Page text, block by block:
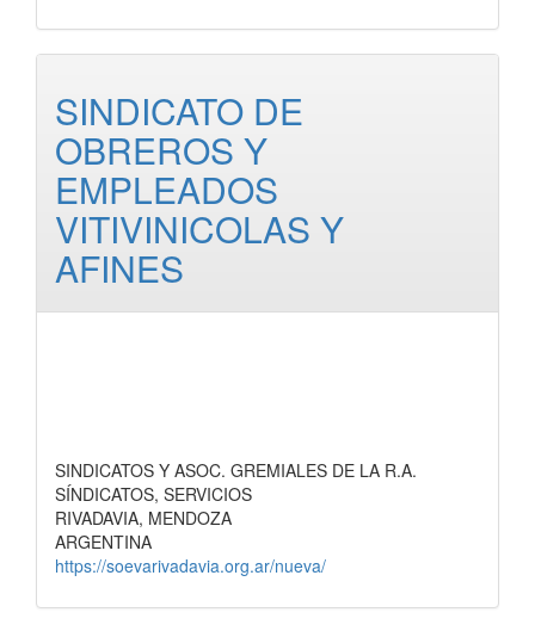
SINDICATO DE
OBREROS Y
EMPLEADOS
VITIVINICOLAS Y
AFINES
SINDICATOS Y ASOC. GREMIALES DE LA R.A.
SÍNDICATOS, SERVICIOS
RIVADAVIA, MENDOZA
ARGENTINA
https://soevarivadavia.org.ar/nueva/